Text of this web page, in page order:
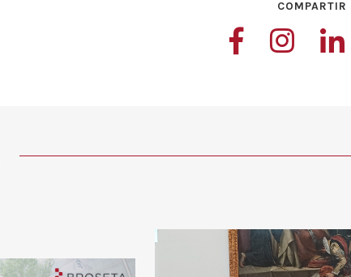
COMPARTIR